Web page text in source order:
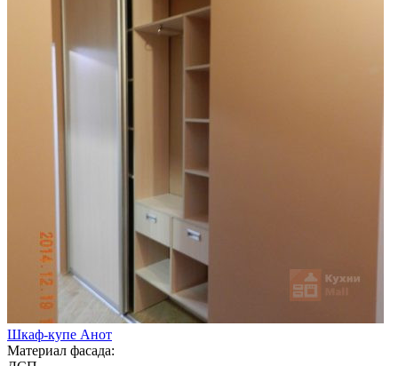
Шкаф-купе Анот
Материал фасада: